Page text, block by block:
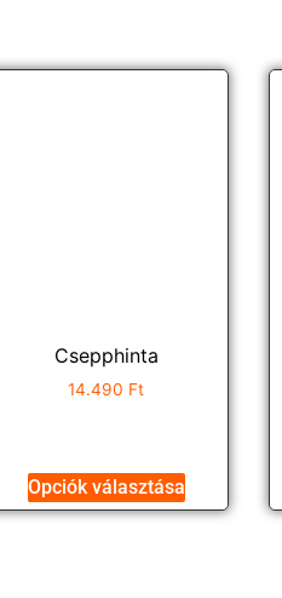
Csepphinta
14.490 Ft
Opciók választása